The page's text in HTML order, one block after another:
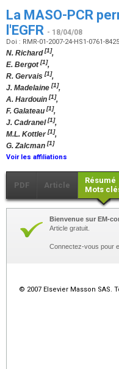
La MASO-PCR
l'EGFR - 18/04/08
Doi : RMR-01-2007-24-HS1-0761-
N. Richard[1],
E. Bergot[1],
R. Gervais [1],
J. Madelaine [1],
A. Hardouin [1],
F. Galateau [1],
J. Cadranel[1],
M.L. Kottler[1],
G. Zalcman [1]
Voir les affiliations
PDF Article
Résumé
Mots
Bienvenue sur EM-
Article gratuit.
Connectez-vous pour
© 2007 Elsevier Masson SAS.